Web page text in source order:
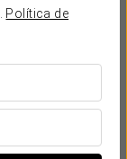
Política de